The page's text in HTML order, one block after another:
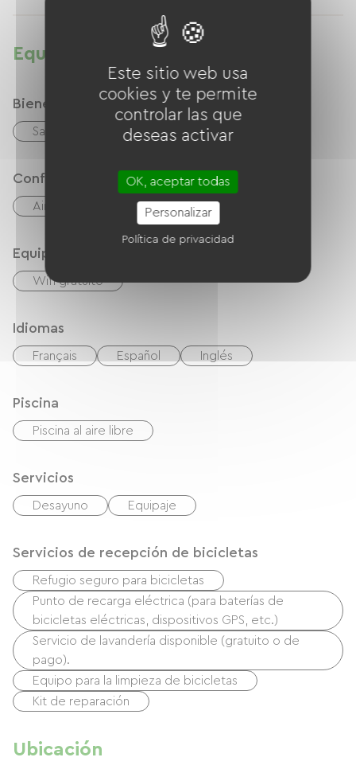
Equipamientos
Bienestar
Sauna Jaccuzi
Confort
Aire acondicionado
Equipos
Wifi gratuito
Idiomas
Français Español Inglés
Piscina
Piscina al aire libre
Servicios
Desayuno Equipaje
Servicios de recepción de bicicletas
Refugio seguro para bicicletas
Punto de recarga eléctrica (para baterías de
bicicletas eléctricas, dispositivos GPS, etc.)
Servicio de lavandería disponible (gratuito o de
pago).
Equipo para la limpieza de bicicletas
Kit de reparación
Ubicación
Este sitio web usa
cookies y te permite
controlar las que
deseas activar
OK, aceptar todas
Personalizar
Política de privacidad